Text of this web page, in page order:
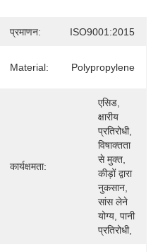
प्रमाणन: ISO9001:2015
Material: Polypropylene
कार्यक्षमता:
एसिड,
क्षारीय
प्रतिरोधी,
विषाक्तता
से मुक्त,
कीड़ों द्वारा
नुकसान,
सांस लेने
योग्य, पानी
प्रतिरोधी,